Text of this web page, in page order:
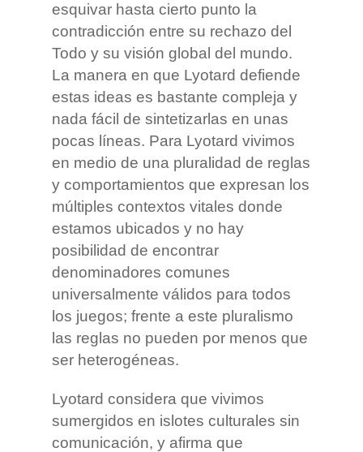
esquivar hasta cierto punto la
contradicción entre su rechazo del
Todo y su visión global del mundo.
La manera en que Lyotard defiende
estas ideas es bastante compleja y
nada fácil de sintetizarlas en unas
pocas líneas. Para Lyotard vivimos
en medio de una pluralidad de reglas
y comportamientos que expresan los
múltiples contextos vitales donde
estamos ubicados y no hay
posibilidad de encontrar
denominadores comunes
universalmente válidos para todos
los juegos; frente a este pluralismo
las reglas no pueden por menos que
ser heterogéneas.
Lyotard considera que vivimos
sumergidos en islotes culturales sin
comunicación, y afirma que